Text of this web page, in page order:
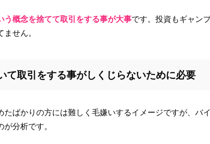
う概念を捨てて取引をする事が大事です。投資もギャン
せん。
て取引をする事がしくじらないために必要
たばかりの方には難しく毛嫌いするイメージですが、バ
分析です。